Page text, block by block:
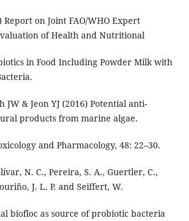
Report on Joint FAO/WHO Expert
of Health and Nutritional
in Food Including Powder Milk with
JW & Jeon YJ (2016) Potential anti-
products from marine algae.
and Pharmacology, 48: 22–30.
N. C., Pereira, S. A., Guertler, C.,
J. L. P. and Seiffert, W.
biofloc as source of probiotic bacteria